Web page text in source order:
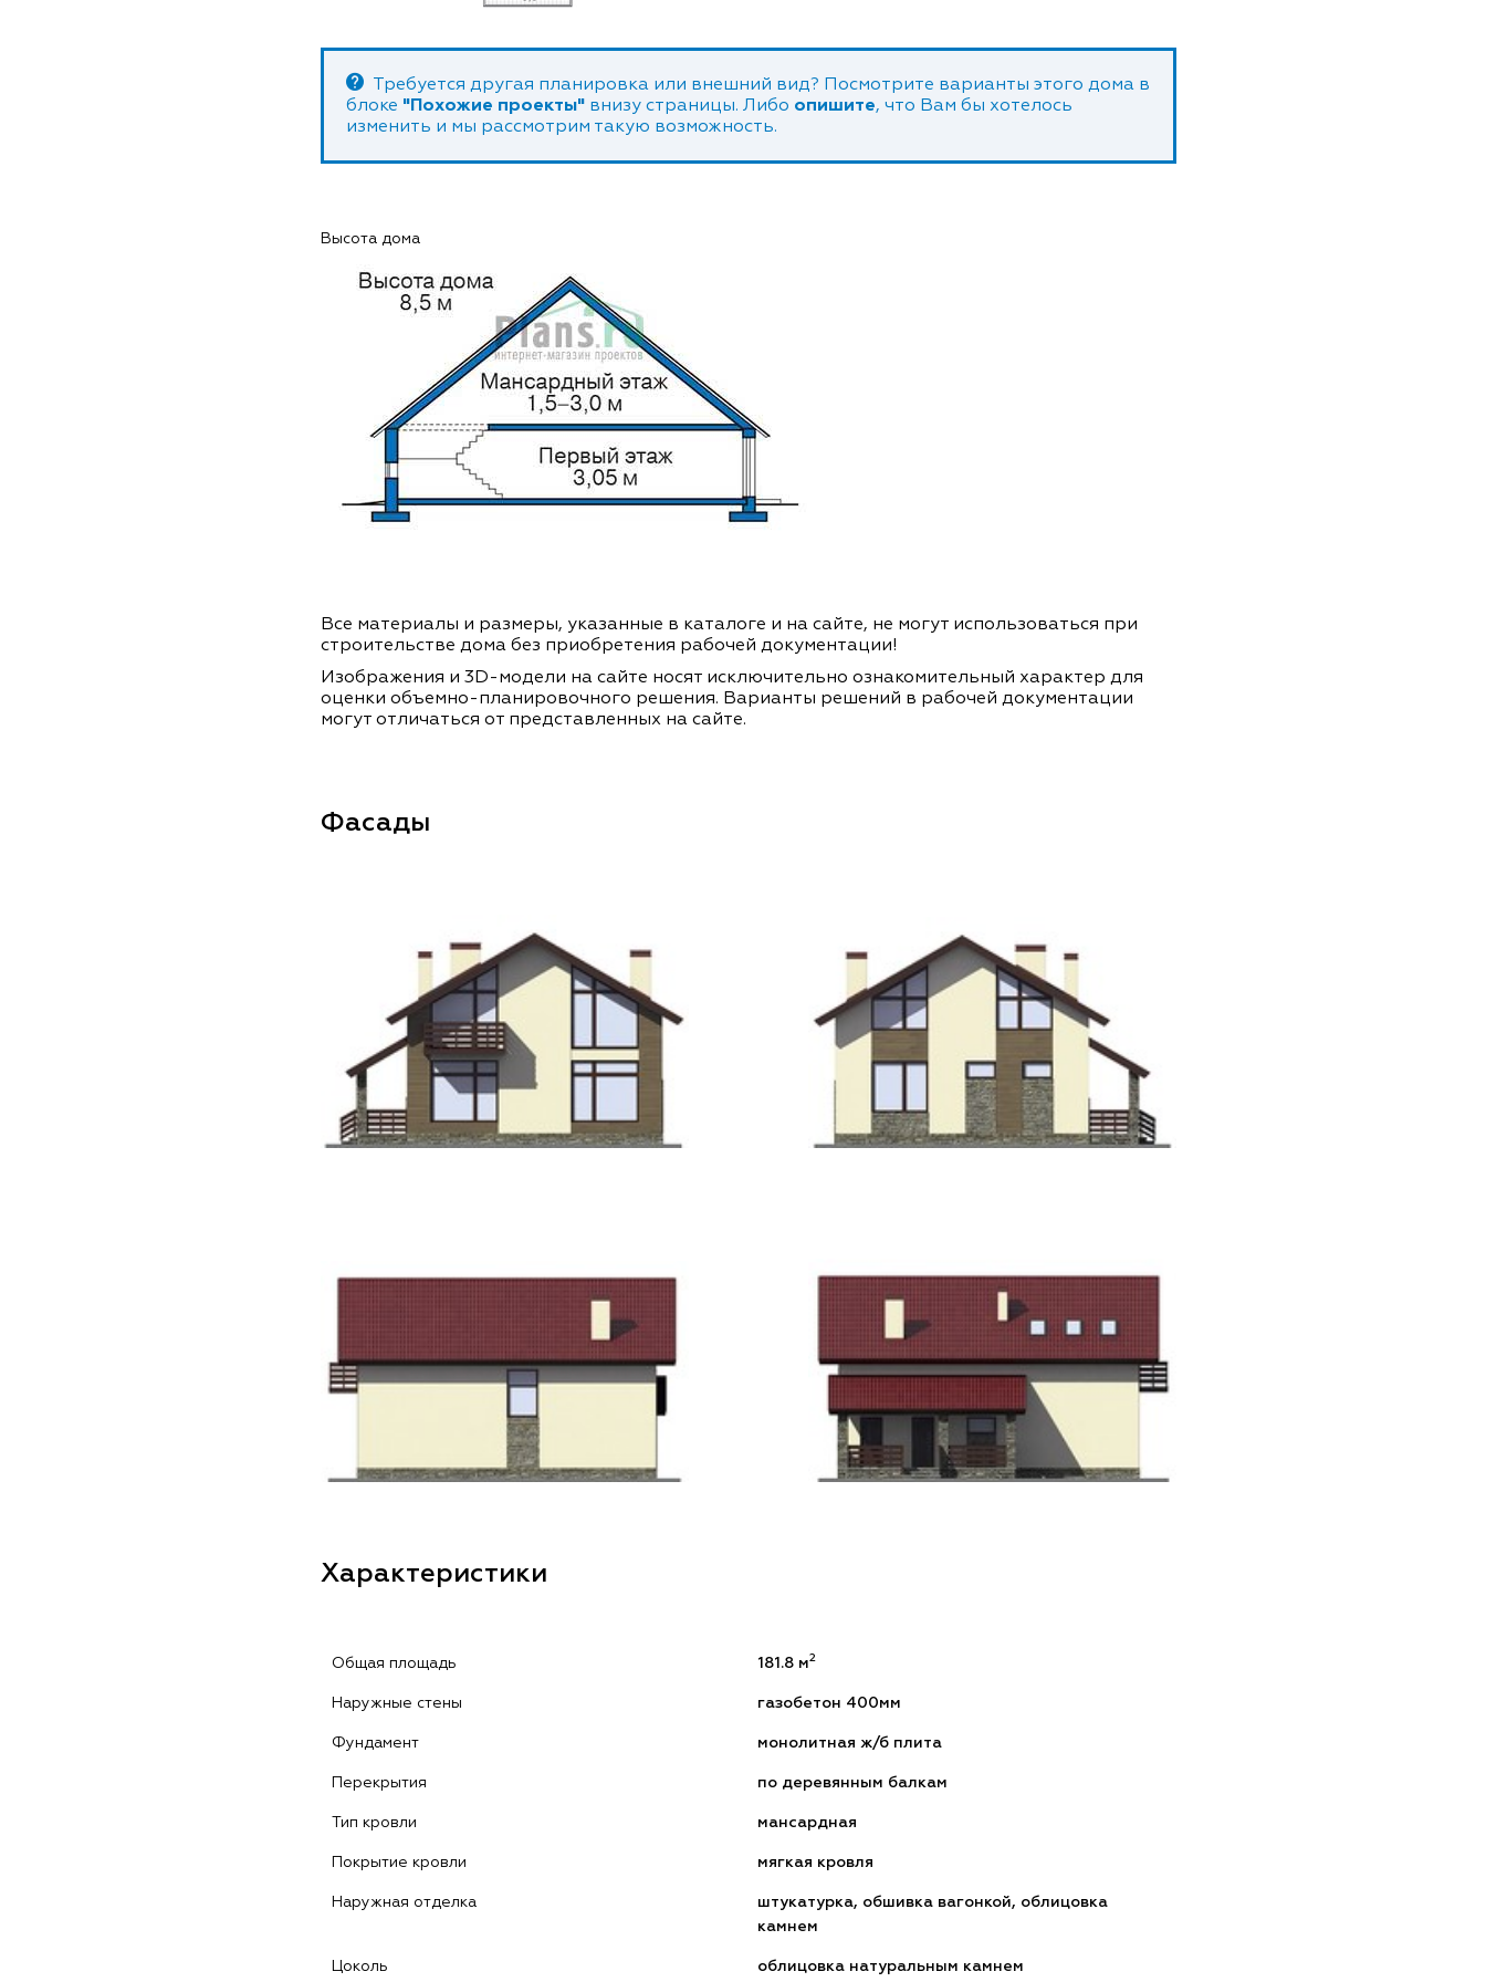
Требуется другая планировка или внешний вид? Посмотрите варианты этого дома в
блоке "Похожие проекты" внизу страницы. Либо опишите, что Вам бы хотелось
изменить и мы рассмотрим такую возможность.
Высота дома
Все материалы и размеры, указанные в каталоге и на сайте, не могут использоваться при
строительстве дома без приобретения рабочей документации!
Изображения и 3D-модели на сайте носят исключительно ознакомительный характер для
оценки объемно-планировочного решения. Варианты решений в рабочей документации
могут отличаться от представленных на сайте.
Фасады
Характеристики
Общая площадь 181.8 м2
Наружные стены газобетон 400мм
Фундамент монолитная ж/б плита
Перекрытия по деревянным балкам
Тип кровли мансардная
Покрытие кровли мягкая кровля
Наружная отделка
штукатурка, обшивка вагонкой, облицовка
камнем
Цоколь облицовка натуральным камнем